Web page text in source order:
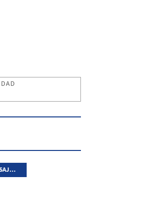
TRANSPORTE PUBLICO DE PASAJEROS